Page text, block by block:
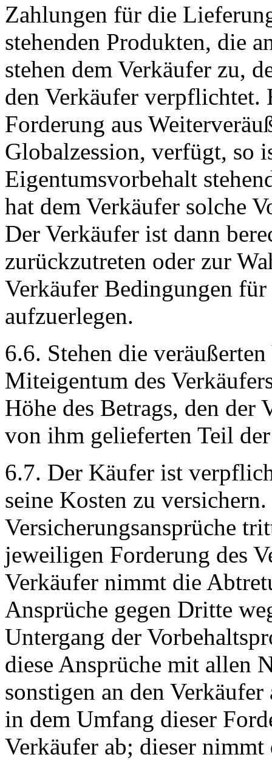
Zahlungen für die
stehenden Produkten, die
stehen dem Verkäufer zu,
den Verkäufer verpflichtet.
Forderung aus
Globalzession, verfügt, so
Eigentumsvorbehalt
hat dem Verkäufer solche
Der Verkäufer ist dann
zurückzutreten oder zur
Verkäufer Bedingungen
aufzuerlegen.
6.6. Stehen die
Miteigentum des
Höhe des Betrags, den der
von ihm gelieferten Teil
6.7. Der Käufer ist
seine Kosten zu
Versicherungsansprüche
jeweiligen Forderung des
Verkäufer nimmt die
Ansprüche gegen Dritte
Untergang der
diese Ansprüche mit allen
sonstigen an den
in dem Umfang dieser
Verkäufer ab; dieser